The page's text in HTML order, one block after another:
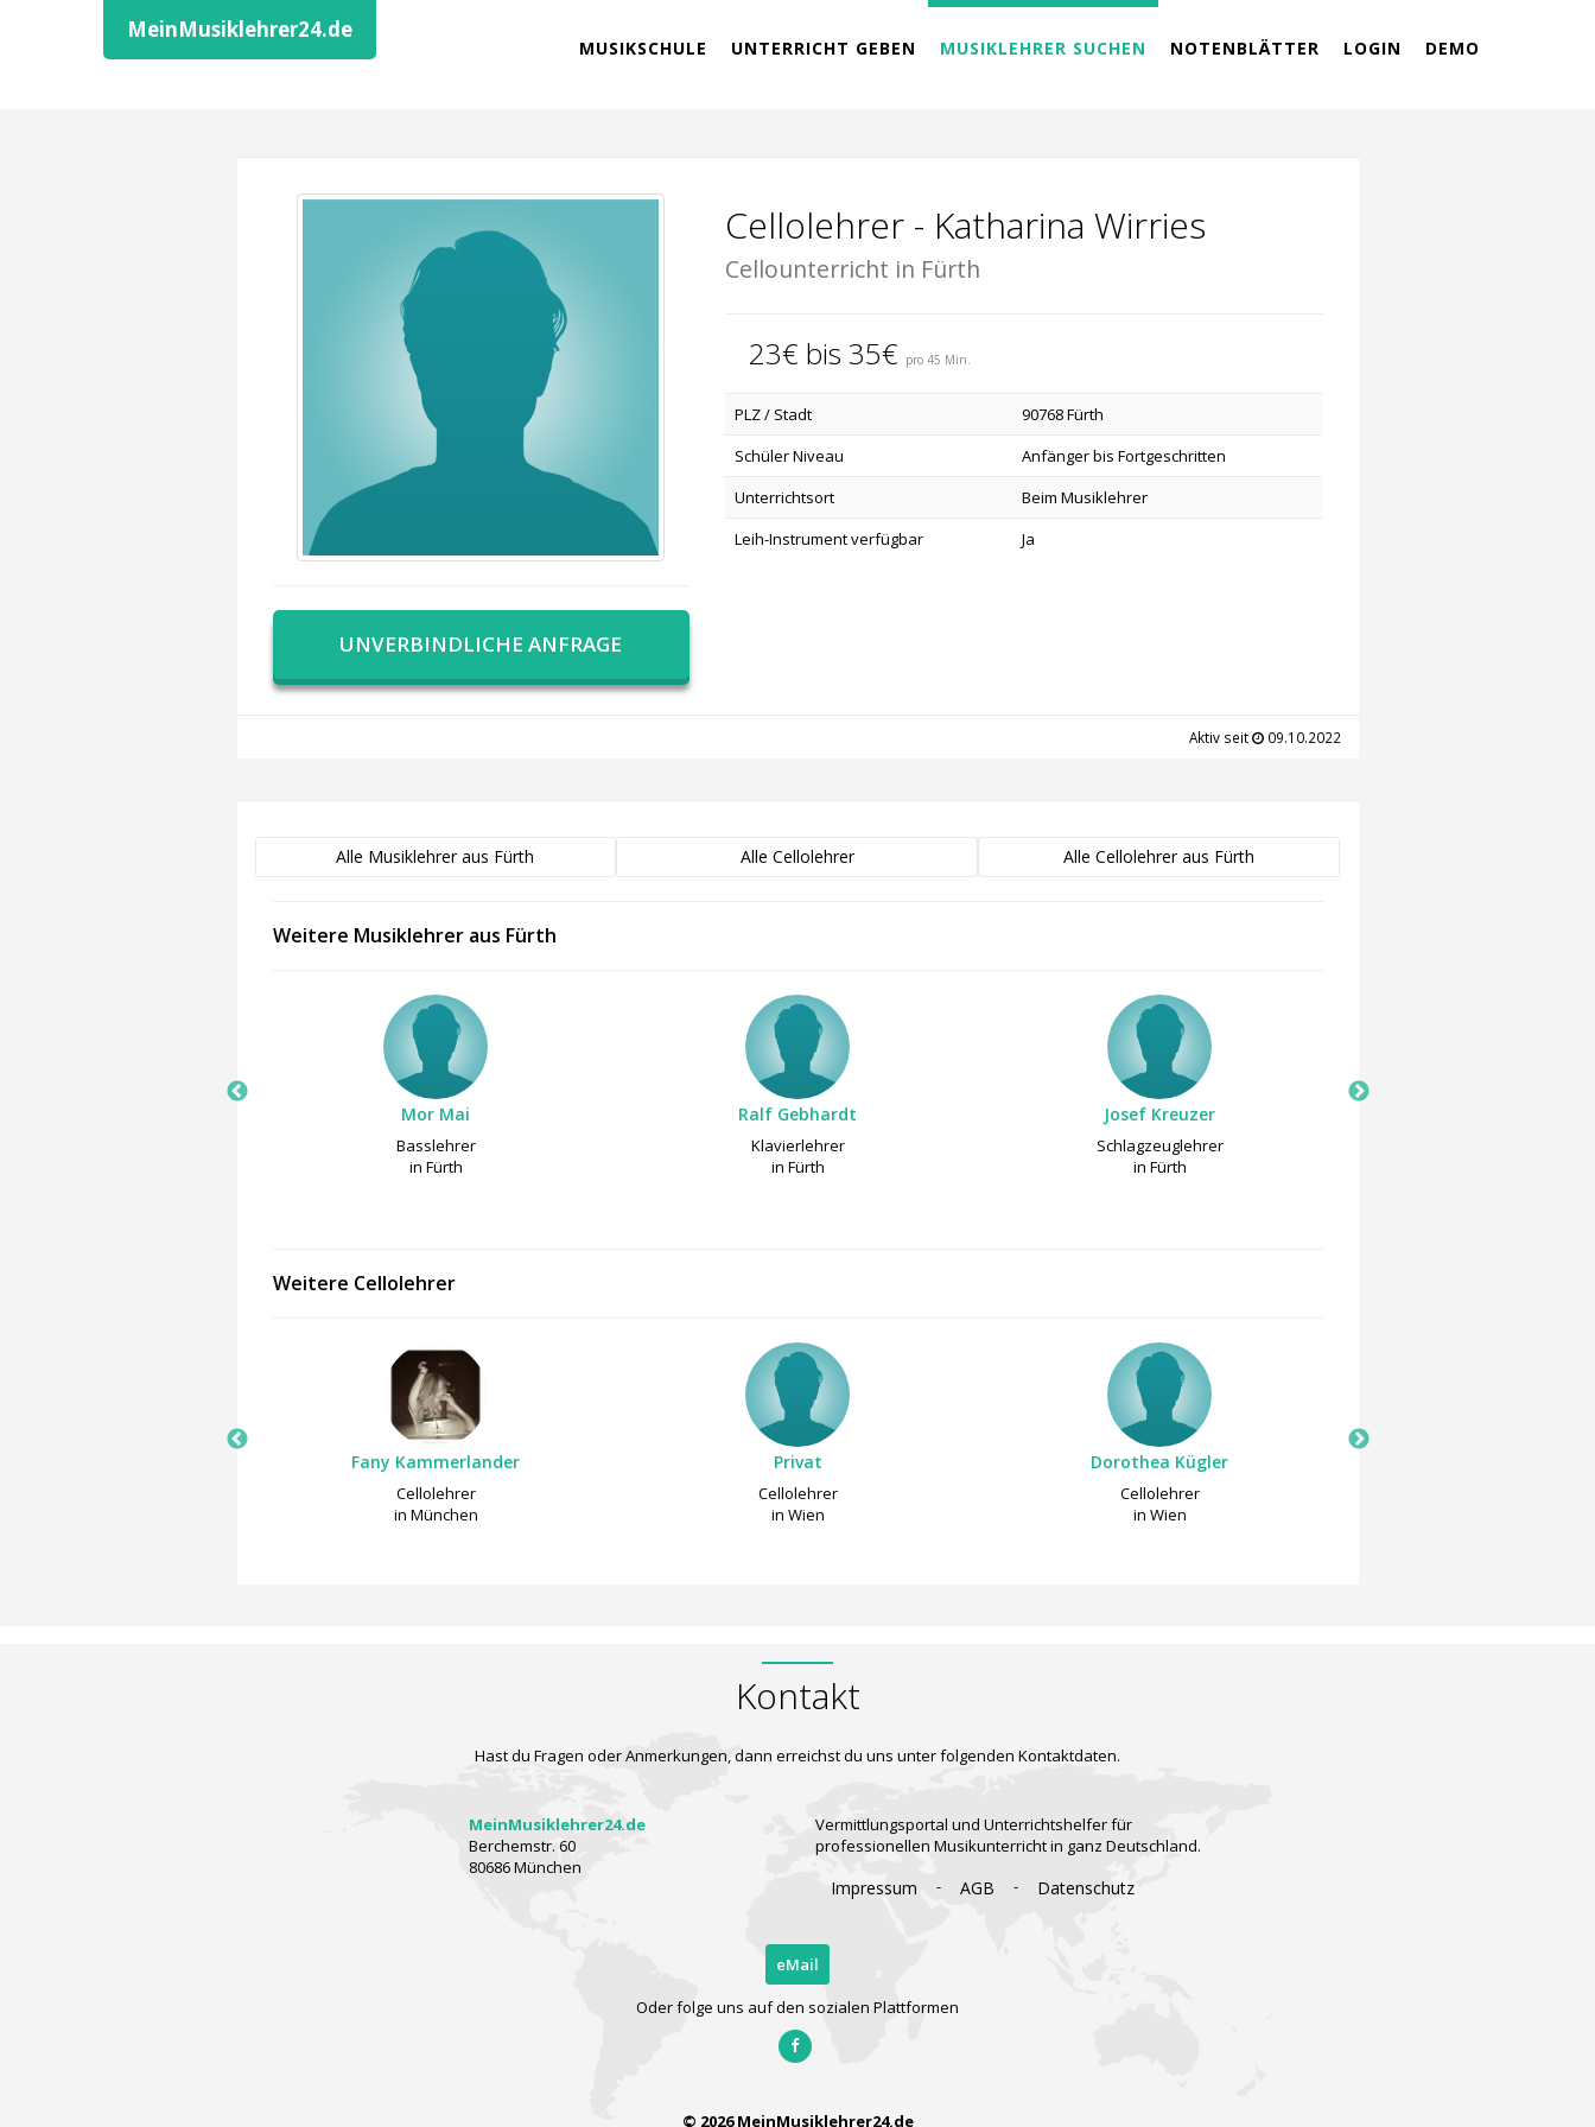
MeinMusiklehrer24.de
MUSIKSCHULE UNTERRICHT GEBEN MUSIKLEHRER SUCHEN NOTENBLÄTTER LOGIN DEMO
UNVERBINDLICHE ANFRAGE
Cellolehrer - Katharina Wirries
Cellounterricht in Fürth
23€ bis 35€ pro 45 Min.
PLZ / Stadt
90768 Fürth
Schüler Niveau
Anfänger bis Fortgeschritten
Unterrichtsort
Beim Musiklehrer
Leih-Instrument verfügbar
Ja
Aktiv seit 09.10.2022
Alle Musiklehrer aus Fürth Alle Cellolehrer Alle Cellolehrer aus Fürth
Weitere Musiklehrer aus Fürth
Mor Mai
Basslehrer
in Fürth
Ralf Gebhardt
Klavierlehrer
in Fürth
Josef Kreuzer
Schlagzeuglehrer
in Fürth
Weitere Cellolehrer
Fany Kammerlander
Cellolehrer
in München
Privat
Cellolehrer
in Wien
Dorothea Kügler
Cellolehrer
in Wien
Kontakt
Hast du Fragen oder Anmerkungen, dann erreichst du uns unter folgenden Kontaktdaten.
MeinMusiklehrer24.de
Berchemstr. 60
80686 München
Vermittlungsportal und Unterrichtshelfer für
professionellen Musikunterricht in ganz Deutschland.
Impressum - AGB - Datenschutz
eMail
Oder folge uns auf den sozialen Plattformen
© 2026 MeinMusiklehrer24.de